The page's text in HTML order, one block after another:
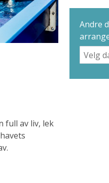
full av liv, lek
Andre